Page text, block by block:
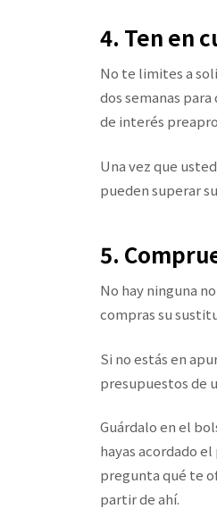
4. Ten en
No te limites a
dos semanas
de interés
Una vez que
pueden superar
5.
No hay ninguna
compras su
Si no estás en
presupuestos de
Guárdalo en el
hayas acordado
pregunta qué te
partir de ahí.